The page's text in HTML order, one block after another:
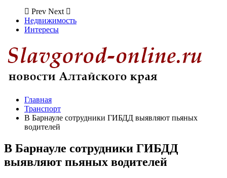
Prev Next
Недвижимость
Интересы
Главная
Транспорт
В Барнауле сотрудники ГИБДД выявляют пьяных
водителей
В Барнауле сотрудники ГИБДД
выявляют пьяных водителей